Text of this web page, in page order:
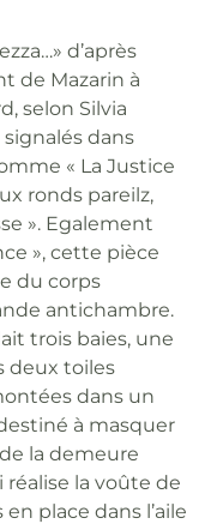
d’après
de Mazarin à
selon Silvia
dans
« La Justice
ronds pareilz,
». Egalement
», cette pièce
du corps
antichambre.
trois baies, une
deux toiles
dans un
à masquer
la demeure
réalise la voûte de
place dans l’aile